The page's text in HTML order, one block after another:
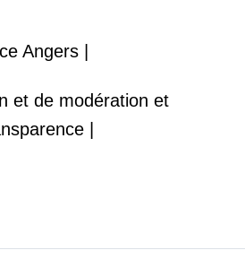
Angers |
et de modération et
|